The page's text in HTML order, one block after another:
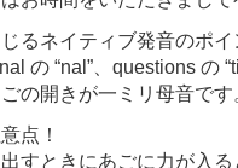
るネイティブ発音のポ
の “nal”、questions の
の開きが一ミリ母音です
点！
すときにあごに力が入